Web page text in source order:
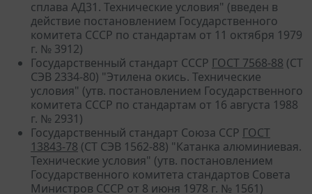
сплава АД31. Технические условия" (введен в
действие постановлением Государственного
комитета СССР по стандартам от 11 октября 1979
г. № 3912)
Государственный стандарт СССР ГОСТ 7568-88 (СТ
СЭВ 2334-80) "Этилена окись. Технические
условия" (утв. постановлением Государственного
комитета СССР по стандартам от 16 августа 1988
г. № 2931)
Государственный стандарт Союза ССР ГОСТ
13843-78 (СТ СЭВ 1562-88) "Катанка алюминиевая.
Технические условия" (утв. постановлением
Государственного комитета стандартов Совета
Министров СССР от 8 июня 1978 г. № 1561)